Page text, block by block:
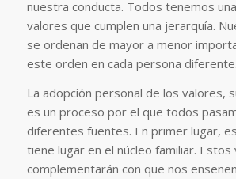
nuestra conducta. Todos tenemos
valores que cumplen una jerarquía.
se ordenan de mayor a menor
este orden en cada persona diferente.
La adopción personal de los valores,
es un proceso por el que todos
diferentes fuentes. En primer lugar,
tiene lugar en el núcleo familiar. Estos
complementarán con que nos